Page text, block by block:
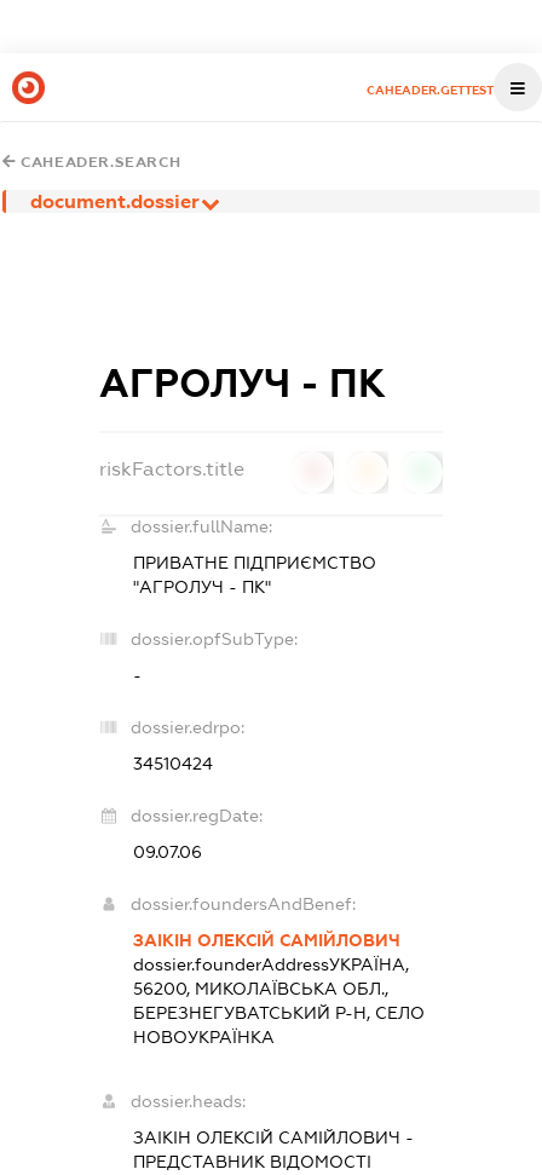
CAHEADER.GETTEST
CAHEADER.SEARCH
document.dossier
АГРОЛУЧ - ПК
riskFactors.title
dossier.fullName:
ПРИВАТНЕ ПІДПРИЄМСТВО
"АГРОЛУЧ - ПК"
dossier.opfSubType:
-
dossier.edrpo:
34510424
dossier.regDate:
09.07.06
dossier.foundersAndBenef:
ЗАІКІН ОЛЕКСІЙ САМІЙЛОВИЧ
dossier.founderAddressУКРАЇНА,
56200, МИКОЛАЇВСЬКА ОБЛ.,
БЕРЕЗНЕГУВАТСЬКИЙ Р-Н, СЕЛО
НОВОУКРАЇНКА
dossier.heads:
ЗАІКІН ОЛЕКСІЙ САМІЙЛОВИЧ -
ПРЕДСТАВНИКВІДОМОСТІ